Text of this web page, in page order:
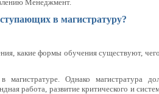
Менеджмент.
в магистратуру?
какие формы обучения существуют,
Однако магистратура
работа, развитие критического и